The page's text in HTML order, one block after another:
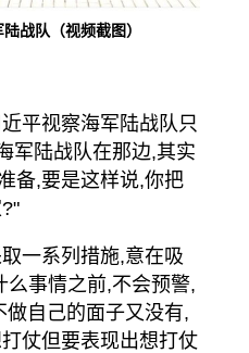
战队（视频截图）
平视察海军陆战队只
军陆战队在那边,其实
备,要是这样说,你把
一系列措施,意在吸
么事情之前,不会预警,
自己的面子又没有,
仗但要表现出想打仗